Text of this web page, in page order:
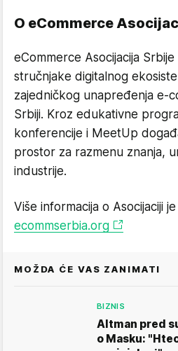
O eCommerce
eCommerce Asocijacija
stručnjake digitalnog
zajedničkog unapređenja e-
Srbiji. Kroz edukativne
konferencije i MeetUp
prostor za razmenu znanja,
industrije.
Više informacija o Asocijaciji
ecommserbia.org
MOŽDA ĆE VAS ZANIMATI
BIZNIS
Altman pred
o Masku: